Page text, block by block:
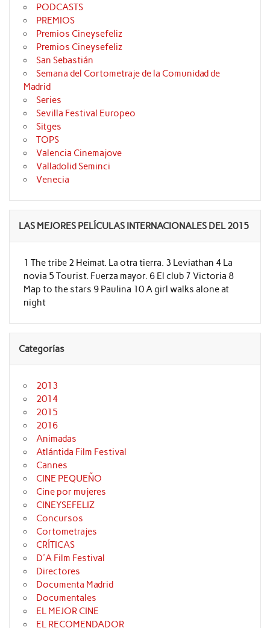
PODCASTS
PREMIOS
Premios Cineysefeliz
Premios Cineysefeliz
San Sebastián
Semana del Cortometraje de la Comunidad de
Madrid
Series
Sevilla Festival Europeo
Sitges
TOPS
Valencia Cinemajove
Valladolid Seminci
Venecia
LAS MEJORES PELÍCULAS INTERNACIONALES DEL 2015
1 The tribe 2 Heimat. La otra tierra. 3 Leviathan 4 La
novia 5 Tourist. Fuerza mayor. 6 El club 7 Victoria 8
Map to the stars 9 Paulina 10 A girl walks alone at
night
Categorías
2013
2014
2015
2016
Animadas
Atlántida Film Festival
Cannes
CINE PEQUEÑO
Cine por mujeres
CINEYSEFELIZ
Concursos
Cortometrajes
CRÍTICAS
D'A Film Festival
Directores
Documenta Madrid
Documentales
EL MEJOR CINE
EL RECOMENDADOR